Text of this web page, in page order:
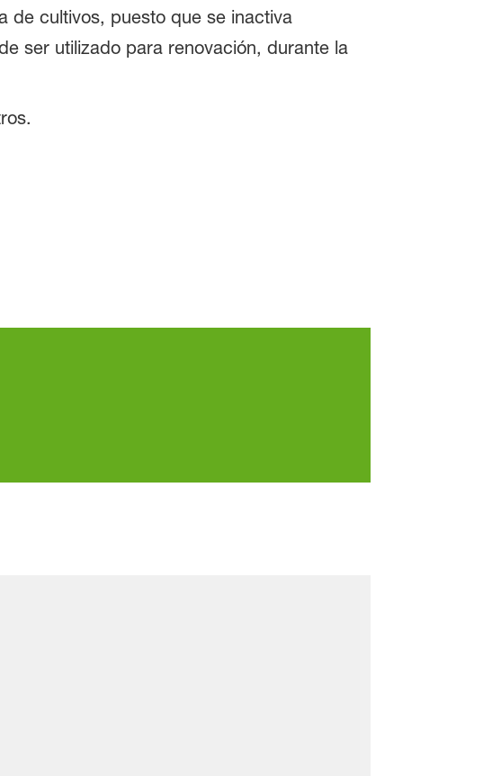
de cultivos, puesto que se inactiva
ser utilizado para renovación, durante la